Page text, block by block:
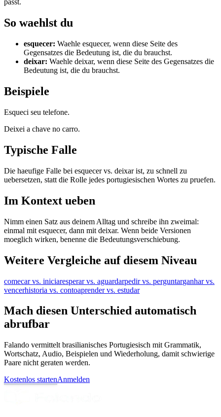
passt.
So waehlst du
esquecer: Waehle esquecer, wenn diese Seite des
Gegensatzes die Bedeutung ist, die du brauchst.
deixar: Waehle deixar, wenn diese Seite des Gegensatzes die
Bedeutung ist, die du brauchst.
Beispiele
Esqueci seu telefone.
Deixei a chave no carro.
Typische Falle
Die haeufige Falle bei esquecer vs. deixar ist, zu schnell zu
uebersetzen, statt die Rolle jedes portugiesischen Wortes zu pruefen.
Im Kontext ueben
Nimm einen Satz aus deinem Alltag und schreibe ihn zweimal:
einmal mit esquecer, dann mit deixar. Wenn beide Versionen
moeglich wirken, benenne die Bedeutungsverschiebung.
Weitere Vergleiche auf diesem Niveau
comecar vs. iniciaresperar vs. aguardarpedir vs. perguntarganhar vs.
vencerhistoria vs. contoaprender vs. estudar
Mach diesen Unterschied automatisch
abrufbar
Falando vermittelt brasilianisches Portugiesisch mit Grammatik,
Wortschatz, Audio, Beispielen und Wiederholung, damit schwierige
Paare nicht geraten werden.
Kostenlos startenAnmelden